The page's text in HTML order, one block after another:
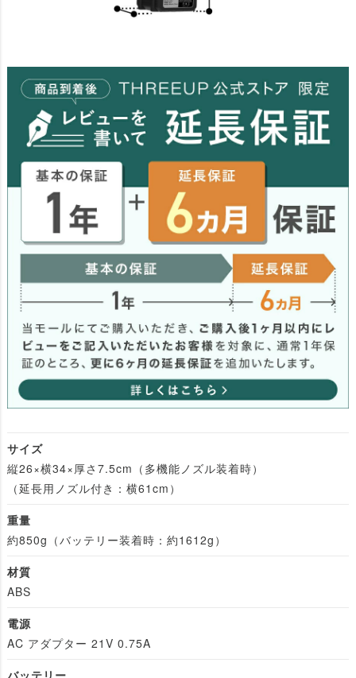
サイズ
縦26×横34×厚さ7.5cm（多機能ノズル装着時）
（延長用ノズル付き：横61cm）
重量
約850g（バッテリー装着時：約1612g）
材質
ABS
電源
AC アダプター 21V 0.75A
バッテリー